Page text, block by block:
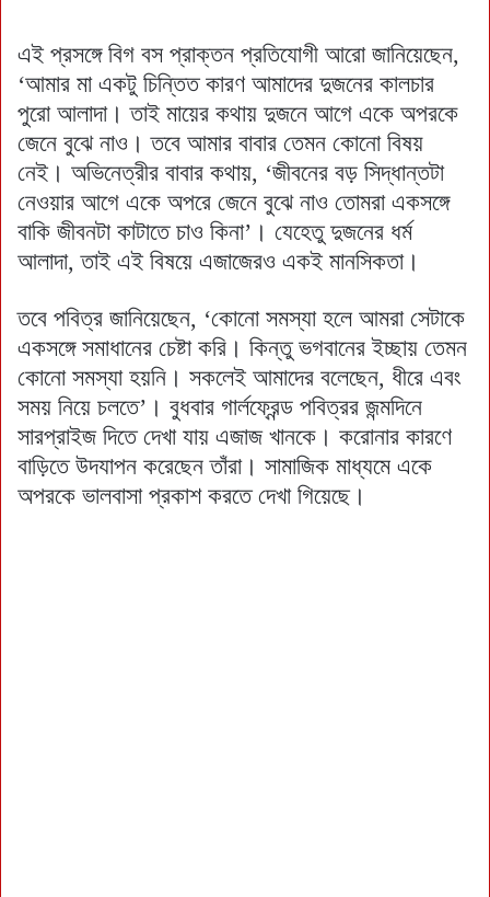
এই প্রসঙ্গে বিগ বস প্রাক্তন প্রতিযোগী আরো জানিয়েছেন,
‘আমার মা একটু চিন্তিত কারণ আমাদের দুজনের কালচার
পুরো আলাদা। তাই মায়ের কথায় দুজনে আগে একে অপরকে
জেনে বুঝে নাও। তবে আমার বাবার তেমন কোনো বিষয়
নেই। অভিনেত্রীর বাবার কথায়, ‘জীবনের বড় সিদ্ধান্তটা
নেওয়ার আগে একে অপরে জেনে বুঝে নাও তোমরা একসঙ্গে
বাকি জীবনটা কাটাতে চাও কিনা’। যেহেতু দুজনের ধর্ম
আলাদা, তাই এই বিষয়ে এজাজেরও একই মানসিকতা।
তবে পবিত্র জানিয়েছেন, ‘কোনো সমস্যা হলে আমরা সেটাকে
একসঙ্গে সমাধানের চেষ্টা করি। কিন্তু ভগবানের ইচ্ছায় তেমন
কোনো সমস্যা হয়নি। সকলেই আমাদের বলেছেন, ধীরে এবং
সময় নিয়ে চলতে’। বুধবার গার্লফ্রেন্ড পবিত্রর জন্মদিনে
সারপ্রাইজ দিতে দেখা যায় এজাজ খানকে। করোনার কারণে
বাড়িতে উদযাপন করেছেন তাঁরা। সামাজিক মাধ্যমে একে
অপরকে ভালবাসা প্রকাশ করতে দেখা গিয়েছে।